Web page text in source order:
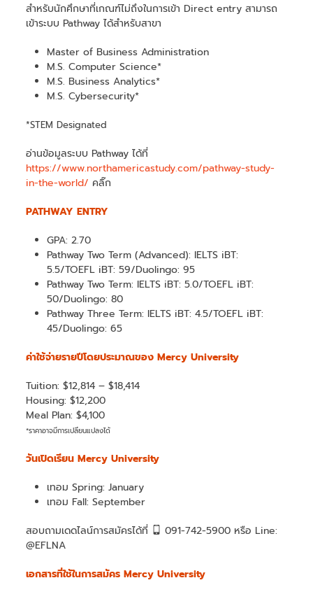
สำหรับนักศึกษาที่เกณฑ์ไม่ถึงในการเข้า Direct entry สามารถ
เข้าระบบ Pathway ได้สำหรับสาขา
Master of Business Administration
M.S. Computer Science*
M.S. Business Analytics*
M.S. Cybersecurity*
*STEM Designated
อ่านข้อมูลระบบ Pathway ได้ที่
https://www.northamericastudy.com/pathway-study-
in-the-world/ คลิ๊ก
PATHWAY ENTRY
GPA: 2.70
Pathway Two Term (Advanced): IELTS iBT:
5.5/TOEFL iBT: 59/Duolingo: 95
Pathway Two Term: IELTS iBT: 5.0/TOEFL iBT:
50/Duolingo: 80
Pathway Three Term: IELTS iBT: 4.5/TOEFL iBT:
45/Duolingo: 65
ค่าใช้จ่ายรายปีโดยประมาณของ Mercy University
Tuition: $12,814 – $18,414
Housing: $12,200
Meal Plan: $4,100
*ราคาอาจมีการเปลี่ยนแปลงได้
วันเปิดเรียน Mercy University
เทอม Spring: January
เทอม Fall: September
สอบถามเดดไลน์การสมัครได้ที่
091-742-5900 หรือ Line:
@EFLNA
เอกสารที่ใช้ในการสมัคร Mercy University